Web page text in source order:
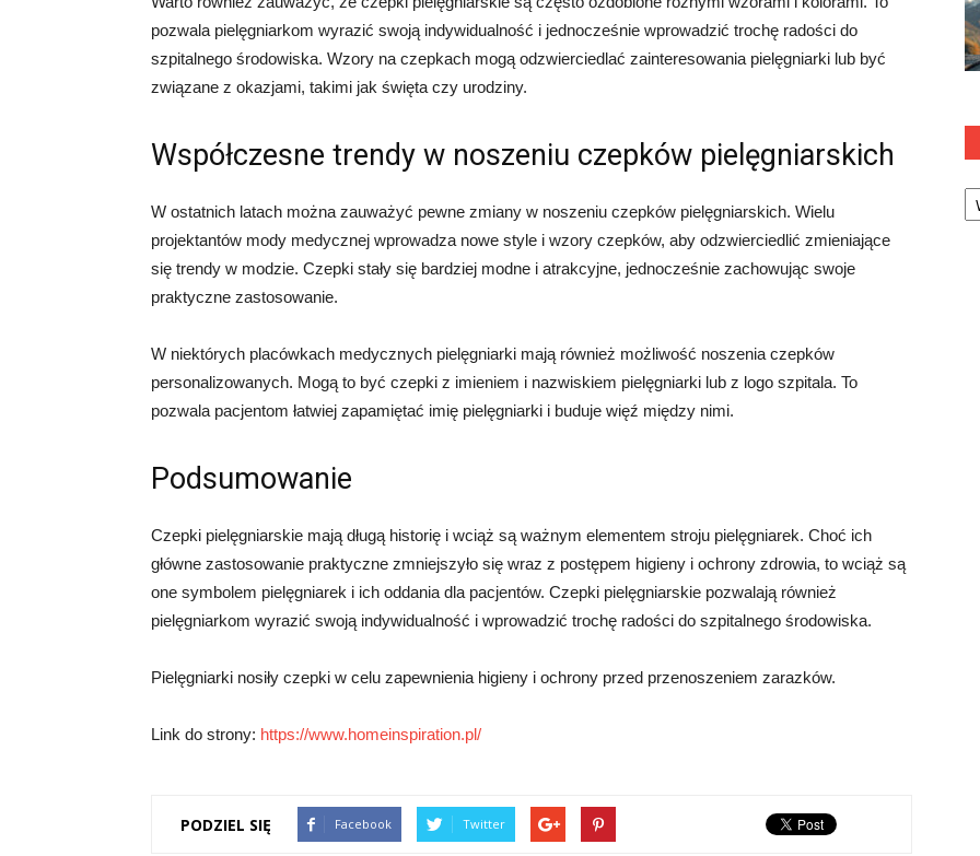
pozwala pielęgniarkom wyrazić swoją indywidualność i jednocześnie wprowadzić trochę radości do
szpitalnego środowiska. Wzory na czepkach mogą odzwierciedlać zainteresowania pielęgniarki lub być
związane z okazjami, takimi jak święta czy urodziny.
Współczesne trendy w noszeniu czepków pielęgniarskich
W ostatnich latach można zauważyć pewne zmiany w noszeniu czepków pielęgniarskich. Wielu
projektantów mody medycznej wprowadza nowe style i wzory czepków, aby odzwierciedlić zmieniające
się trendy w modzie. Czepki stały się bardziej modne i atrakcyjne, jednocześnie zachowując swoje
praktyczne zastosowanie.
W niektórych placówkach medycznych pielęgniarki mają również możliwość noszenia czepków
personalizowanych. Mogą to być czepki z imieniem i nazwiskiem pielęgniarki lub z logo szpitala. To
pozwala pacjentom łatwiej zapamiętać imię pielęgniarki i buduje więź między nimi.
Podsumowanie
Czepki pielęgniarskie mają długą historię i wciąż są ważnym elementem stroju pielęgniarek. Choć ich
główne zastosowanie praktyczne zmniejszyło się wraz z postępem higieny i ochrony zdrowia, to wciąż są
one symbolem pielęgniarek i ich oddania dla pacjentów. Czepki pielęgniarskie pozwalają również
pielęgniarkom wyrazić swoją indywidualność i wprowadzić trochę radości do szpitalnego środowiska.
Pielęgniarki nosiły czepki w celu zapewnienia higieny i ochrony przed przenoszeniem zarazków.
Link do strony: https://www.homeinspiration.pl/
PODZIEL SIĘ Facebook Twitter